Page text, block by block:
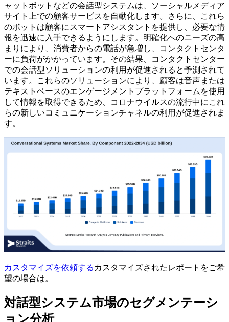
ャットボットなどの会話型システムは、ソーシャルメディア
サイト上での顧客サービスを自動化します。さらに、これら
のボットは顧客にスマートアシスタントを提供し、必要な情
報を迅速に入手できるようにします。明確化へのニーズの高
まりにより、消費者からの電話が急増し、コンタクトセンタ
ーに負荷がかかっています。その結果、コンタクトセンター
での会話型ソリューションの利用が促進されると予測されて
います。これらのソリューションにより、顧客は音声または
テキストベースのエンゲージメントプラットフォームを使用
して情報を取得できるため、コロナウイルスの流行中にこれ
らの新しいコミュニケーションチャネルの利用が促進されま
す。
カスタマイズを依頼する カスタマイズされたレポートをご希
望の場合は。
対話型システム市場のセグメンテーシ
ョン分析